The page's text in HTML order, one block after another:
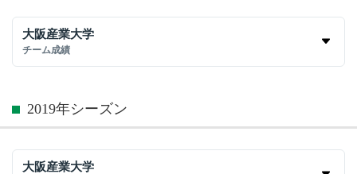
大阪産業大学
チーム成績
2019年シーズン
大阪産業大学